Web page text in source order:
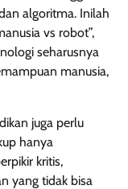
algoritma. Inilah
vs robot”,
seharusnya
manusia,
juga perlu
hanya
kritis,
yang tidak bisa